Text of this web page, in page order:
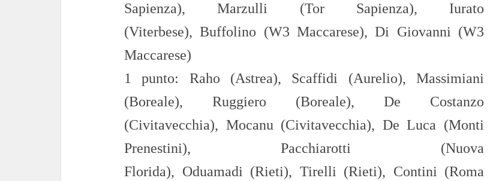
Sapienza),Marzulli (Tor Sapienza), Iurato
(Viterbese),Buffolino (W3 Maccarese),Di Giovanni (W3
Maccarese)
1 punto: Raho (Astrea), Scaffidi (Aurelio),Massimiani
(Boreale), Ruggiero (Boreale), De Costanzo
(Civitavecchia), Mocanu (Civitavecchia), De Luca (Monti
Prenestini), Pacchiarotti (Nuova
Florida), Oduamadi (Rieti), Tirelli (Rieti), Contini (Roma